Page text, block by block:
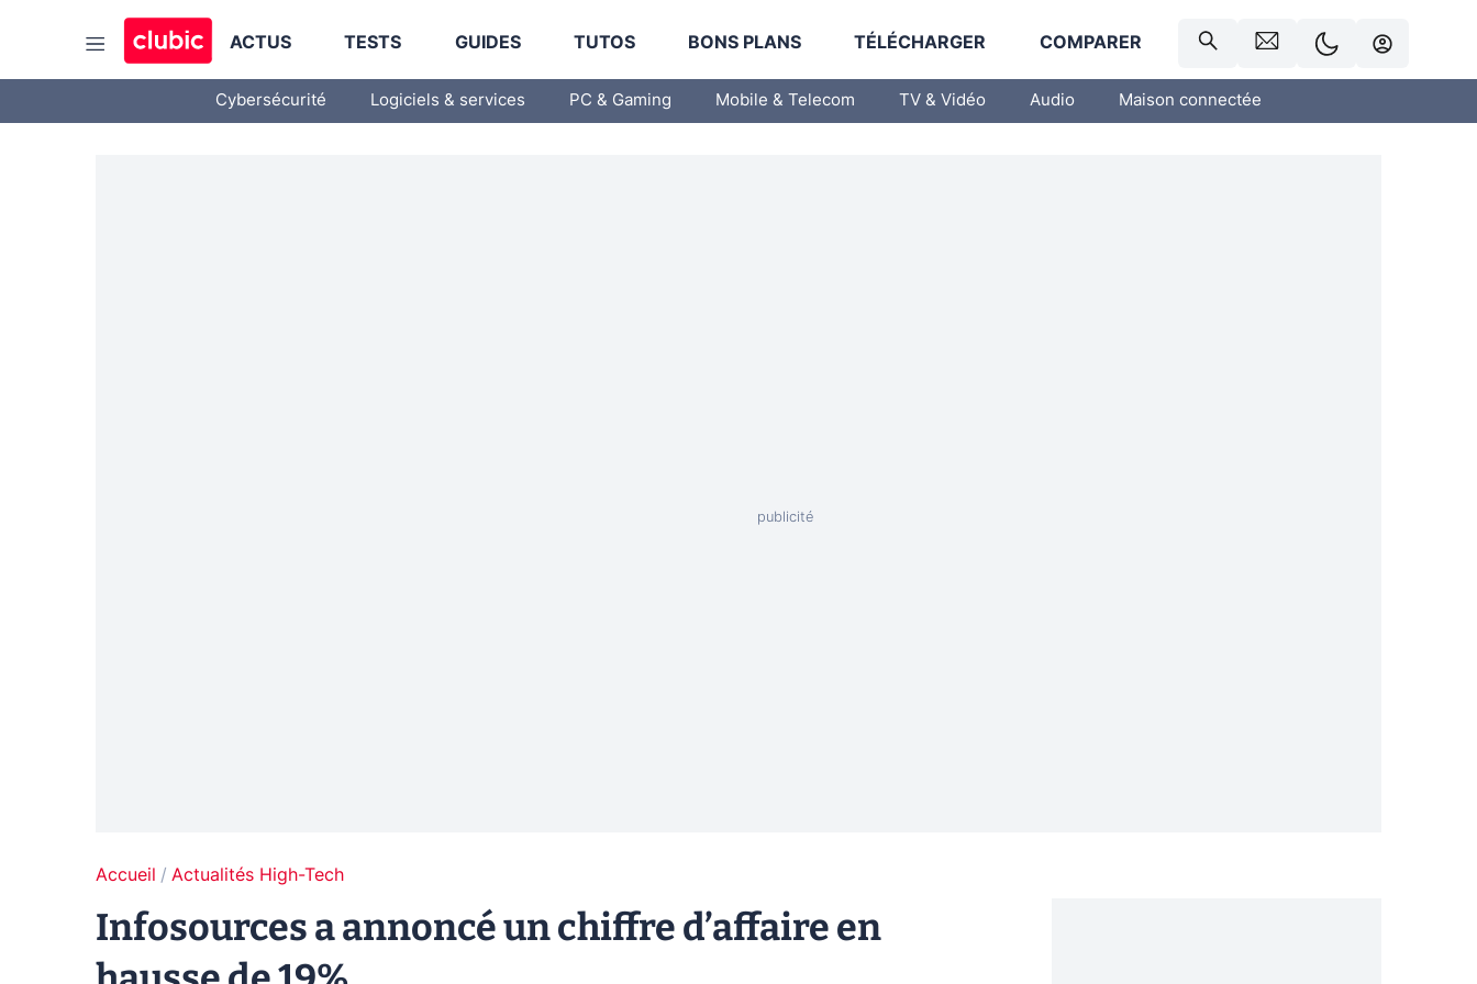
ACTUS TESTS GUIDES TUTOS BONS PLANS TÉLÉCHARGER COMPARER
Cybersécurité Logiciels & services PC & Gaming Mobile & Telecom TV & Vidéo Audio Maison connectée
Accueil Actualités High-Tech
Infosources a annoncé un chiffre d’affaire en